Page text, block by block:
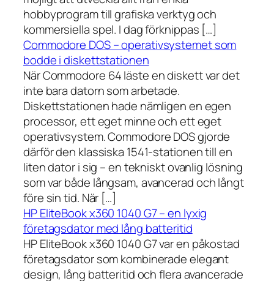
hobbyprogram till grafiska verktyg och
kommersiella spel. I dag förknippas […]
Commodore DOS – operativsystemet som
bodde i diskettstationen
När Commodore 64 läste en diskett var det
inte bara datorn som arbetade.
Diskettstationen hade nämligen en egen
processor, ett eget minne och ett eget
operativsystem. Commodore DOS gjorde
därför den klassiska 1541-stationen till en
liten dator i sig – en tekniskt ovanlig lösning
som var både långsam, avancerad och långt
före sin tid. När […]
HP EliteBook x360 1040 G7 – en lyxig
företagsdator med lång batteritid
HP EliteBook x360 1040 G7 var en påkostad
företagsdator som kombinerade elegant
design, lång batteritid och flera avancerade